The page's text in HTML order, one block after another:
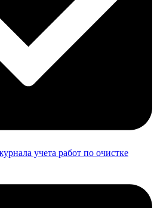
учета работ по очистке